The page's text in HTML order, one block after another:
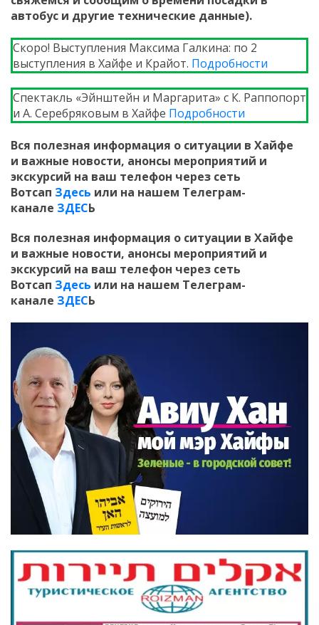
автобус и другие технические данные).
Скоро! Выступления Максима Галкина: по 2
выступления в Хайфе и Крайот. Подробности
Спектакль «Эйнштейн и Маргарита» c К. Раппопорт
и А. Серебряковым в Хайфе Подробности
Вся полезная информация о ситуации в Хайфе
и важные новости, анонсы мероприятий и
экскурсий на ваш телефон через сеть
Вотсап Здесь или на нашем Телеграм-
канале ЗДЕСЬ
Вся полезная информация о ситуации в Хайфе
и важные новости, анонсы мероприятий и
экскурсий на ваш телефон через сеть
Вотсап Здесь или на нашем Телеграм-
канале ЗДЕСЬ